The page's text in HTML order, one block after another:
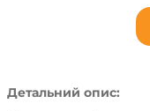
Детальний опис: